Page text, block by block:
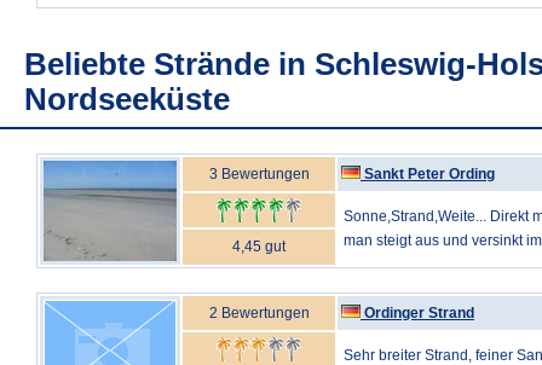
Beliebte Strände in Schleswig-
Nordseeküste
3 Bewertungen Sankt Peter Ording
Sonne,Strand,Weite... Direkt
man steigt aus und versinkt
4,45 gut
2 Bewertungen Ordinger Strand
Sehr breiter Strand, feiner